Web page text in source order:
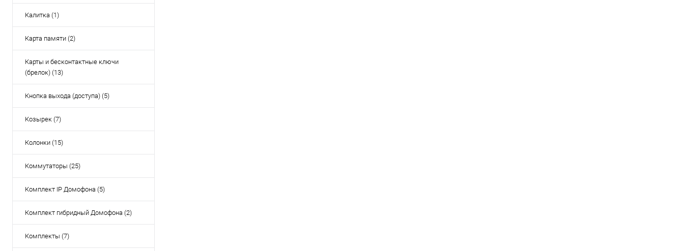
Калитка (1)
Карта памяти (2)
Карты и бесконтактные ключи
(брелок) (13)
Кнопка выхода (доступа) (5)
Козырек (7)
Колонки (15)
Коммутаторы (25)
Комплект IP Домофона (5)
Комплект гибридный Домофона (2)
Комплекты (7)